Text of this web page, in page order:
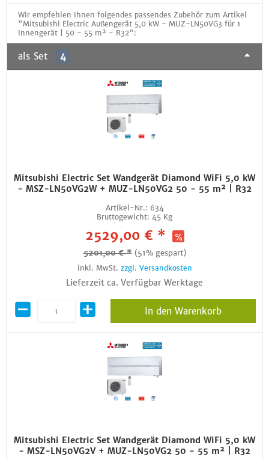
Wir empfehlen Ihnen folgendes passendes Zubehör zum Artikel
"Mitsubishi Electric Außengerät 5,0 kW - MUZ-LN50VG3 für 1
Innengerät | 50 - 55 m² - R32":
als Set 4
Mitsubishi Electric Set Wandgerät Diamond WiFi 5,0 kW
- MSZ-LN50VG2W + MUZ-LN50VG2 50 - 55 m² | R32
Artikel-Nr.: 634
Bruttogewicht: 45 Kg
2529,00 € *
5201,00 € * (51% gespart)
inkl. MwSt. zzgl. Versandkosten
Lieferzeit ca. Verfügbar Werktage
In den Warenkorb
Mitsubishi Electric Set Wandgerät Diamond WiFi 5,0 kW
- MSZ-LN50VG2V + MUZ-LN50VG2 50 - 55 m² | R32